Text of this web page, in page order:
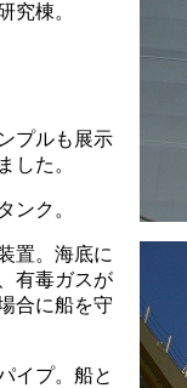
究棟。
プルも展示
した。
ンク。
置。海底に
有毒ガスが
合に船を守
イプ。船と